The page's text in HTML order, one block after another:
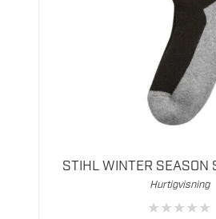
STIHL WINTER SEASON
Hurtigvisning
★★★★★
flere